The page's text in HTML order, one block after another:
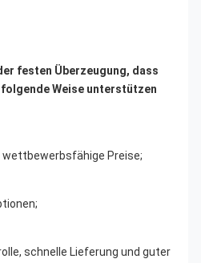
festen Überzeugung, dass
Weise unterstützen
Preise;
schnelle Lieferung und guter